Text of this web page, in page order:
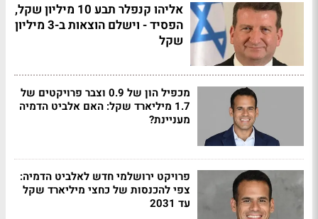
אליהו קנפלר תבע 10 מיליון שקל,
הפסיד - וישלם הוצאות ב-3 מיליון
שקל
מכפיל הון של 0.9 וצבר פרויקטים של
1.7 מיליארד שקל: האם אלביט הדמיה
מעניינת?
פרויקט ירושלמי חדש לאלביט הדמיה:
צפי להכנסות של כחצי מיליארד שקל
עד 2031